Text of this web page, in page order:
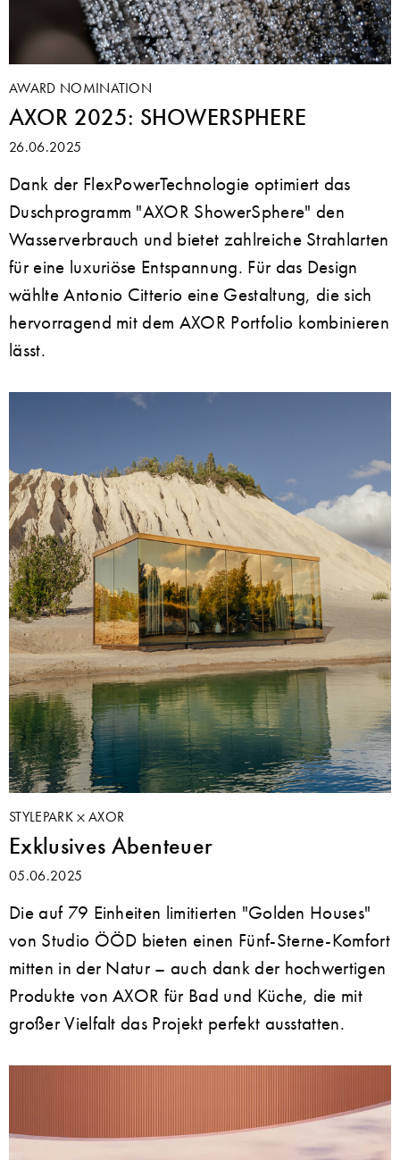
AWARD NOMINATION
AXOR 2025: SHOWERSPHERE
26.06.2025
Dank der FlexPowerTechnologie optimiert das
Duschprogramm "AXOR ShowerSphere" den
Wasserverbrauch und bietet zahlreiche Strahlarten
für eine luxuriöse Entspannung. Für das Design
wählte Antonio Citterio eine Gestaltung, die sich
hervorragend mit dem AXOR Portfolio kombinieren
lässt.
STYLEPARK AXOR
Exklusives Abenteuer
05.06.2025
Die auf 79 Einheiten limitierten "Golden Houses"
von Studio ÖÖD bieten einen Fünf-Sterne-Komfort
mitten in der Natur – auch dank der hochwertigen
Produkte von AXOR für Bad und Küche, die mit
großer Vielfalt das Projekt perfekt ausstatten.